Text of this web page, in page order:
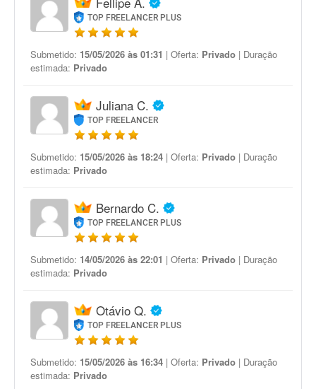
TOP FREELANCER PLUS
Submetido: 15/05/2026 às 01:31 | Oferta: Privado | Duração
estimada: Privado
Juliana C.
TOP FREELANCER
Submetido: 15/05/2026 às 18:24 | Oferta: Privado | Duração
estimada: Privado
Bernardo C.
TOP FREELANCER PLUS
Submetido: 14/05/2026 às 22:01 | Oferta: Privado | Duração
estimada: Privado
Otávio Q.
TOP FREELANCER PLUS
Submetido: 15/05/2026 às 16:34 | Oferta: Privado | Duração
estimada: Privado